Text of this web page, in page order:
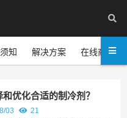
知 解决方案 在线商城
优化合适的制冷剂？
03 21